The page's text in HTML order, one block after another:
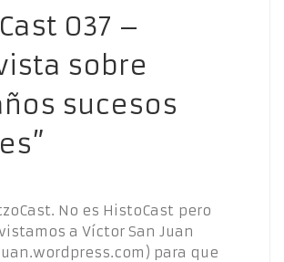
037 –
sobre
sucesos
No es HistoCast pero
a Víctor San Juan
para que